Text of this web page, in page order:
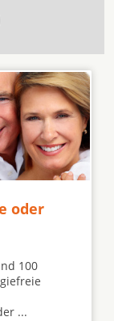
oder
100
...